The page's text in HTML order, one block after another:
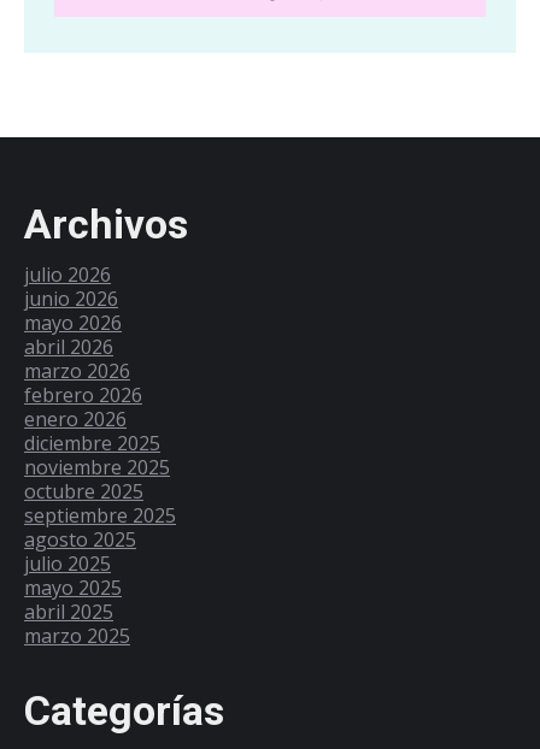
Archivos
julio 2026
junio 2026
mayo 2026
abril 2026
marzo 2026
febrero 2026
enero 2026
diciembre 2025
noviembre 2025
octubre 2025
septiembre 2025
agosto 2025
julio 2025
mayo 2025
abril 2025
marzo 2025
Categorías